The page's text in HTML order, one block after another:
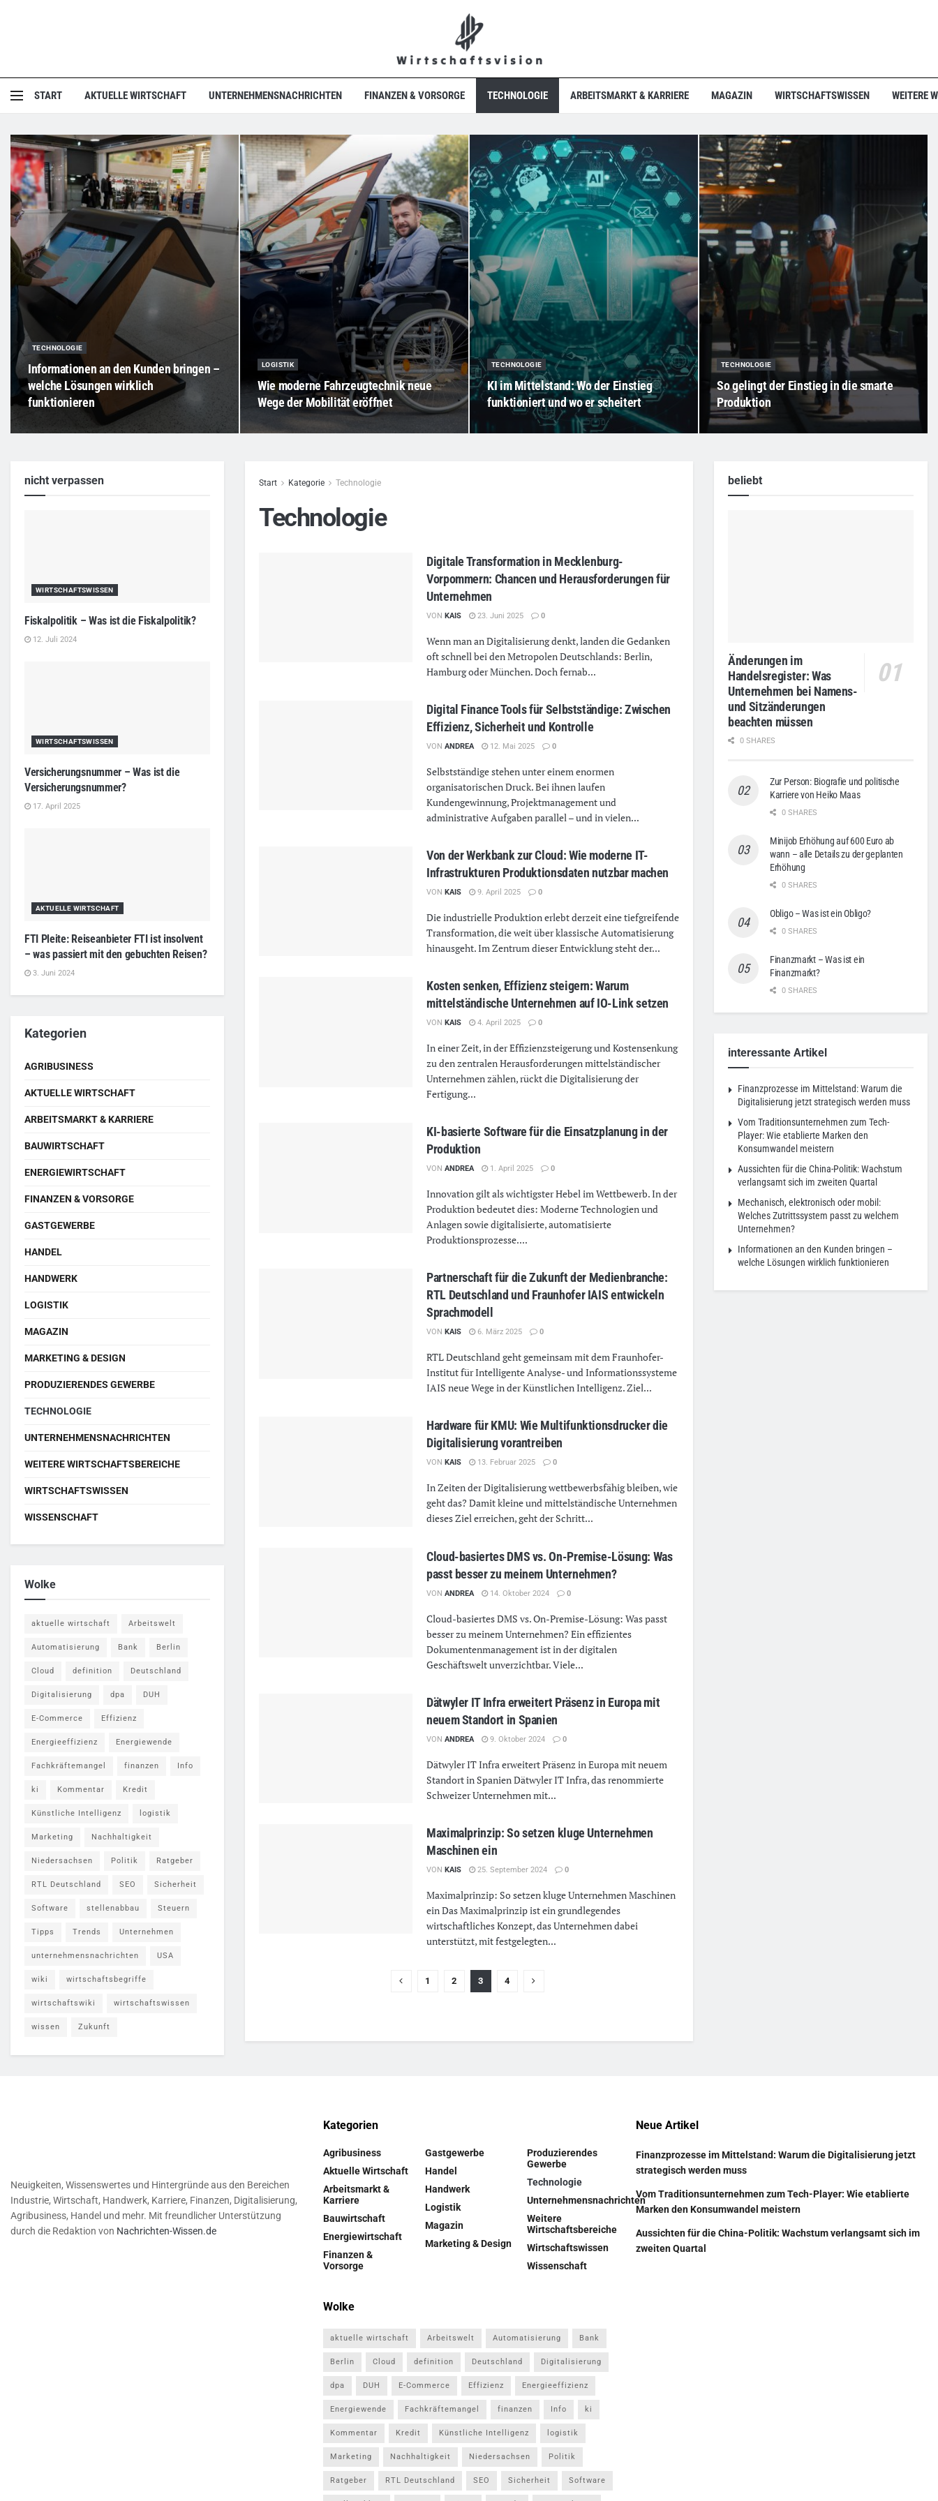
START AKTUELLE WIRTSCHAFT UNTERNEHMENSNACHRICHTEN FINANZEN & VORSORGE TECHNOLOGIE ARBEITSMARKT & KARRIERE MAGAZIN WIRTSCHAFTSWISSEN WEITERE
TECHNOLOGIE
Informationen an den Kunden bringen –
welche Lösungen wirklich
funktionieren
LOGISTIK
Wie moderne Fahrzeugtechnik neue
Wege der Mobilität eröffnet
TECHNOLOGIE
KI im Mittelstand: Wo der Einstieg
funktioniert und wo er scheitert
TECHNOLOGIE
So gelingt der Einstieg in die smarte
Produktion
Start Kategorie Technologie
Technologie
Digitale Transformation in Mecklenburg-
Vorpommern: Chancen und Herausforderungen für
Unternehmen
VON KAIS 23. Juni 2025 0
Wenn man an Digitalisierung denkt, landen die Gedanken
oft schnell bei den Metropolen Deutschlands: Berlin,
Hamburg oder München. Doch fernab...
Digital Finance Tools für Selbstständige: Zwischen
Effizienz, Sicherheit und Kontrolle
VON ANDREA 12. Mai 2025 0
Selbstständige stehen unter einem enormen
organisatorischen Druck. Bei ihnen laufen
Kundengewinnung, Projektmanagement und
administrative Aufgaben parallel – und in vielen...
Von der Werkbank zur Cloud: Wie moderne IT-
Infrastrukturen Produktionsdaten nutzbar machen
VON KAIS 9. April 2025 0
Die industrielle Produktion erlebt derzeit eine tiefgreifende
Transformation, die weit über klassische Automatisierung
hinausgeht. Im Zentrum dieser Entwicklung steht der...
Kosten senken, Effizienz steigern: Warum
mittelständische Unternehmen auf IO-Link setzen
VON KAIS 4. April 2025 0
In einer Zeit, in der Effizienzsteigerung und Kostensenkung
zu den zentralen Herausforderungen mittelständischer
Unternehmen zählen, rückt die Digitalisierung der
Fertigung...
KI-basierte Software für die Einsatzplanung in der
Produktion
VON ANDREA 1. April 2025 0
Innovation gilt als wichtigster Hebel im Wettbewerb. In der
Produktion bedeutet dies: Moderne Technologien und
Anlagen sowie digitalisierte, automatisierte
Produktionsprozesse....
Partnerschaft für die Zukunft der Medienbranche:
RTL Deutschland und Fraunhofer IAIS entwickeln
Sprachmodell
VON KAIS 6. März 2025 0
RTL Deutschland geht gemeinsam mit dem Fraunhofer-
Institut für Intelligente Analyse- und Informationssysteme
IAIS neue Wege in der Künstlichen Intelligenz. Ziel...
Hardware für KMU: Wie Multifunktionsdrucker die
Digitalisierung vorantreiben
VON KAIS 13. Februar 2025 0
In Zeiten der Digitalisierung wettbewerbsfähig bleiben, wie
geht das? Damit kleine und mittelständische Unternehmen
dieses Ziel erreichen, geht der Schritt...
Cloud-basiertes DMS vs. On-Premise-Lösung: Was
passt besser zu meinem Unternehmen?
VON ANDREA 14. Oktober 2024 0
Cloud-basiertes DMS vs. On-Premise-Lösung: Was passt
besser zu meinem Unternehmen? Ein effizientes
Dokumentenmanagement ist in der digitalen
Geschäftswelt unverzichtbar. Viele...
Dätwyler IT Infra erweitert Präsenz in Europa mit
neuem Standort in Spanien
VON ANDREA 9. Oktober 2024 0
Dätwyler IT Infra erweitert Präsenz in Europa mit neuem
Standort in Spanien Dätwyler IT Infra, das renommierte
Schweizer Unternehmen mit...
Maximalprinzip: So setzen kluge Unternehmen
Maschinen ein
VON KAIS 25. September 2024 0
Maximalprinzip: So setzen kluge Unternehmen Maschinen
ein Das Maximalprinzip ist ein grundlegendes
wirtschaftliches Konzept, das Unternehmen dabei
unterstützt, mit festgelegten...
1 2 3 4
nicht verpassen
WIRTSCHAFTSWISSEN
Fiskalpolitik – Was ist die Fiskalpolitik?
12. Juli 2024
WIRTSCHAFTSWISSEN
Versicherungsnummer – Was ist die
Versicherungsnummer?
17. April 2025
AKTUELLE WIRTSCHAFT
FTI Pleite: Reiseanbieter FTI ist insolvent
– was passiert mit den gebuchten Reisen?
3. Juni 2024
Kategorien
AGRIBUSINESS
AKTUELLE WIRTSCHAFT
ARBEITSMARKT & KARRIERE
BAUWIRTSCHAFT
ENERGIEWIRTSCHAFT
FINANZEN & VORSORGE
GASTGEWERBE
HANDEL
HANDWERK
LOGISTIK
MAGAZIN
MARKETING & DESIGN
PRODUZIERENDES GEWERBE
TECHNOLOGIE
UNTERNEHMENSNACHRICHTEN
WEITERE WIRTSCHAFTSBEREICHE
WIRTSCHAFTSWISSEN
WISSENSCHAFT
Wolke
aktuelle wirtschaft Arbeitswelt
Automatisierung Bank Berlin
Cloud definition Deutschland
Digitalisierung dpa DUH
E-Commerce Effizienz
Energieeffizienz Energiewende
Fachkräftemangel finanzen Info
ki Kommentar Kredit
Künstliche Intelligenz logistik
Marketing Nachhaltigkeit
Niedersachsen Politik Ratgeber
RTL Deutschland SEO Sicherheit
Software stellenabbau Steuern
Tipps Trends Unternehmen
unternehmensnachrichten USA
wiki wirtschaftsbegriffe
wirtschaftswiki wirtschaftswissen
wissen Zukunft
beliebt
Änderungen im
Handelsregister: Was
Unternehmen bei Namens-
und Sitzänderungen
beachten müssen
0 SHARES
Zur Person: Biografie und politische
Karriere von Heiko Maas
0 SHARES
Minijob Erhöhung auf 600 Euro ab
wann – alle Details zu der geplanten
Erhöhung
0 SHARES
Obligo – Was ist ein Obligo?
0 SHARES
Finanzmarkt – Was ist ein
Finanzmarkt?
0 SHARES
interessante Artikel
Finanzprozesse im Mittelstand: Warum die
Digitalisierung jetzt strategisch werden muss
Vom Traditionsunternehmen zum Tech-
Player: Wie etablierte Marken den
Konsumwandel meistern
Aussichten für die China-Politik: Wachstum
verlangsamt sich im zweiten Quartal
Mechanisch, elektronisch oder mobil:
Welches Zutrittssystem passt zu welchem
Unternehmen?
Informationen an den Kunden bringen –
welche Lösungen wirklich funktionieren
Neuigkeiten, Wissenswertes und Hintergründe aus den Bereichen
Industrie, Wirtschaft, Handwerk, Karriere, Finanzen, Digitalisierung,
Agribusiness, Handel und mehr. Mit freundlicher Unterstützung
durch die Redaktion von Nachrichten-Wissen.de
Kategorien
Agribusiness
Aktuelle Wirtschaft
Arbeitsmarkt &
Karriere
Bauwirtschaft
Energiewirtschaft
Finanzen &
Vorsorge
Gastgewerbe
Handel
Handwerk
Logistik
Magazin
Marketing & Design
Produzierendes
Gewerbe
Technologie
Unternehmensnachrichten
Weitere
Wirtschaftsbereiche
Wirtschaftswissen
Wissenschaft
Wolke
aktuelle wirtschaft Arbeitswelt Automatisierung Bank
Berlin Cloud definition Deutschland Digitalisierung
dpa DUH E-Commerce Effizienz Energieeffizienz
Energiewende Fachkräftemangel finanzen Info ki
Kommentar Kredit Künstliche Intelligenz logistik
Marketing Nachhaltigkeit Niedersachsen Politik
Ratgeber RTL Deutschland SEO Sicherheit Software
Neue Artikel
Finanzprozesse im Mittelstand: Warum die Digitalisierung jetzt
strategisch werden muss
Vom Traditionsunternehmen zum Tech-Player: Wie etablierte
Marken den Konsumwandel meistern
Aussichten für die China-Politik: Wachstum verlangsamt sich im
zweiten Quartal